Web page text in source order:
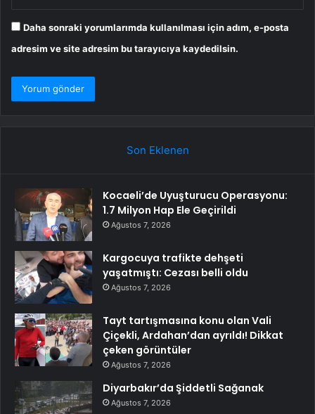
Daha sonraki yorumlarımda kullanılması için adım, e-posta
adresim ve site adresim bu tarayıcıya kaydedilsin.
Son Eklenen
Kocaeli’de Uyuşturucu Operasyonu:
1.7 Milyon Hap Ele Geçirildi
Ağustos 7, 2026
Kargocuya trafikte dehşeti
yaşatmıştı: Cezası belli oldu
Ağustos 7, 2026
Tayt tartışmasına konu olan Vali
Çiçekli, Ardahan’dan ayrıldı! Dikkat
çeken görüntüler
Ağustos 7, 2026
Diyarbakır’da Şiddetli Sağanak
Ağustos 7, 2026